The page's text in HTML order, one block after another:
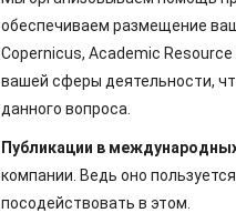
обеспечиваем размещение
Copernicus, Academic Resource
вашей сферы деятельности,
данного вопроса.
Публикации в
компании. Ведь оно
посодействовать в этом.